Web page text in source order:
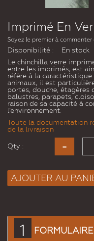
Imprimé En
Soyez le premier à
Disponibilité :
En stock
Le chinchilla verre
entre les imprimés, est
réfère à la
animaux, il est
portes, douche, étagères
balustres, parapets,
raison de sa capacité à
l'environnement.
Toute la documentation
de la livraison
Qty :
AJOUTER AU
1 FORMULAIRE